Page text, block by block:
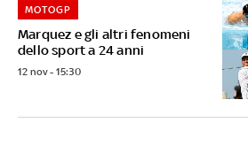
Marquez e gli altri fenomeni
dello sport a 24 anni
MOTOGP
12 nov - 15:30